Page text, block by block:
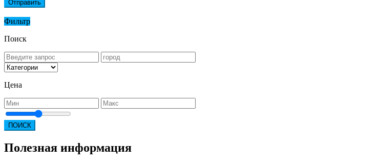
Отправить
Фильтр
Поиск
Цена
ПОИСК
Полезная информация